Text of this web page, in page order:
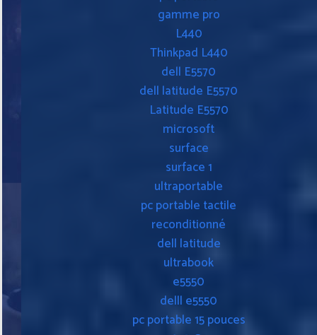
gamme pro
L440
Thinkpad L440
dell E5570
dell latitude E5570
Latitude E5570
microsoft
surface
surface 1
ultraportable
pc portable tactile
reconditionné
dell latitude
ultrabook
e5550
delll e5550
pc portable 15 pouces